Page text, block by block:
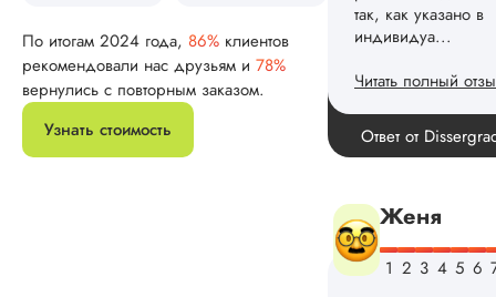
По итогам 2024 года, 86% клиентов
рекомендовали нас друзьям и 78%
вернулись с повторным заказом.
Узнать стоимость
Спасибо!
ваши слова
Ответ от
Диссертация
Дата:2025-08-03